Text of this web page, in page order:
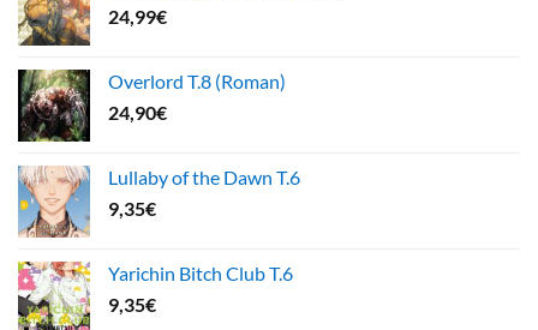
24,99€
Overlord T.8 (Roman)
24,90€
Lullaby of the Dawn T.6
9,35€
Yarichin Bitch Club T.6
9,35€